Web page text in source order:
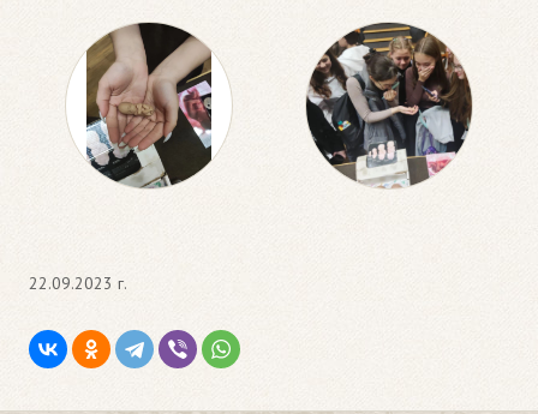
22.09.2023 г.